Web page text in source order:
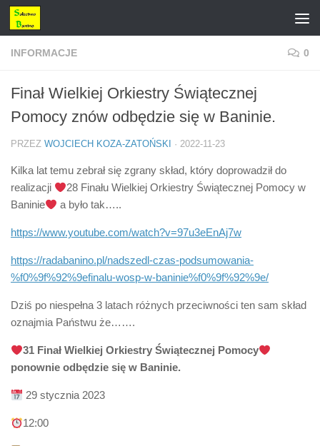
Przejdź do treści
INFORMACJE 0
Finał Wielkiej Orkiestry Świątecznej
Pomocy znów odbędzie się w Baninie.
PRZEZ WOJCIECH KOZA-ZATOŃSKI · 2022-11-23
Kilka lat temu zebrał się zgrany skład, który doprowadził do
realizacji
28 Finału Wielkiej Orkiestry Świątecznej Pomocy w
Baninie
a było tak…..
https://www.youtube.com/watch?v=97u3eEnAj7w
https://radabanino.pl/nadszedl-czas-podsumowania-
%f0%9f%92%9efinalu-wosp-w-baninie%f0%9f%92%9e/
Dziś po niespełna 3 latach różnych przeciwności ten sam skład
oznajmia Państwu że…….
31 Finał Wielkiej Orkiestry Świątecznej Pomocy
ponownie odbędzie się w Baninie.
29 stycznia 2023
12:00